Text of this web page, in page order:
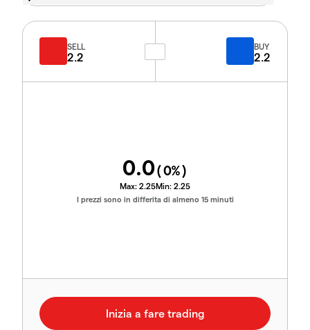
SELL
2.2
BUY
2.2
0.0(0%)
Max: 2.25Min: 2.25
I prezzi sono in differita di almeno 15 minuti